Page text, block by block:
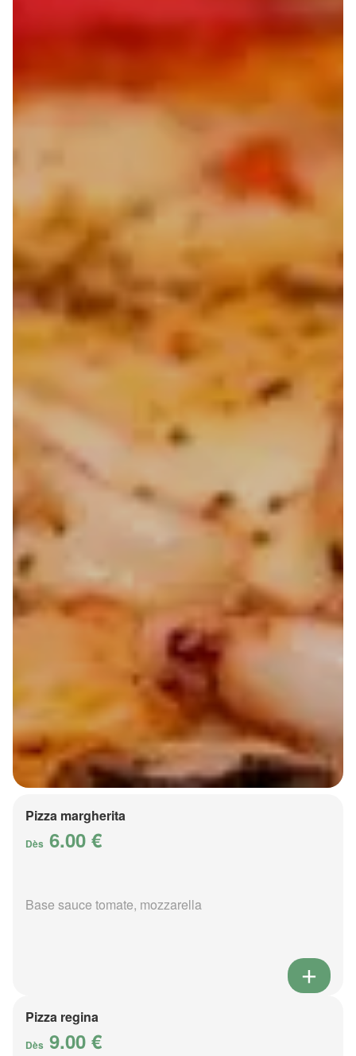
Pizza margherita
Dès 6.00 €
Base sauce tomate, mozzarella
Pizza regina
Dès 9.00 €